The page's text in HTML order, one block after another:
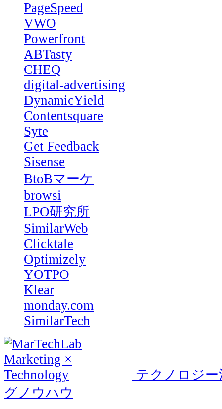
PageSpeed
VWO
Powerfront
ABTasty
CHEQ
digital-advertising
DynamicYield
Contentsquare
Syte
Get Feedback
Sisense
BtoBマーケ
browsi
LPO研究所
SimilarWeb
Clicktale
Optimizely
YOTPO
Klear
monday.com
SimilarTech
テクノロジ
グノウハウ